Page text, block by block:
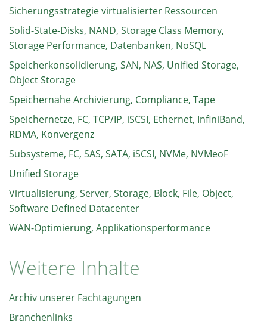
Sicherungsstrategie virtualisierter Ressourcen
Solid-State-Disks, NAND, Storage Class Memory,
Storage Performance, Datenbanken, NoSQL
Speicherkonsolidierung, SAN, NAS, Unified Storage,
Object Storage
Speichernahe Archivierung, Compliance, Tape
Speichernetze, FC, TCP/IP, iSCSI, Ethernet, InfiniBand,
RDMA, Konvergenz
Subsysteme, FC, SAS, SATA, iSCSI, NVMe, NVMeoF
Unified Storage
Virtualisierung, Server, Storage, Block, File, Object,
Software Defined Datacenter
WAN-Optimierung, Applikationsperformance
Weitere Inhalte
Archiv unserer Fachtagungen
Branchenlinks